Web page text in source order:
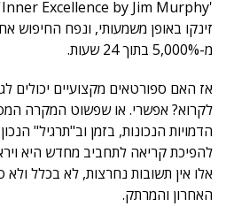
זינקו באופן משמעותי, ונפח החיפוש
מ-5,000% בתוך 24 שעות.
אז האם ספורטאים מקצועיים יכולים
לקרוא? אפשרי. או שפשוט המקרה
הדמויות הנכונות, בזמן וב"תרגיל"
להפיכת קריאה לתחביב מחדש היא
אלו אין תשובות נחרצות, לא בכלל
האחרון והמרתק.